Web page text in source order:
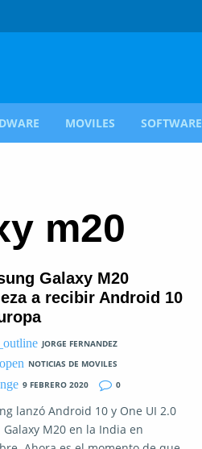
MOVILES SOFTWARE
m20
Galaxy M20
a recibir Android 10
JORGE FERNANDEZ
NOTICIAS DE MOVILES
9 FEBRERO 2020
0
lanzó Android 10 y One UI 2.0
Galaxy M20 en la India en